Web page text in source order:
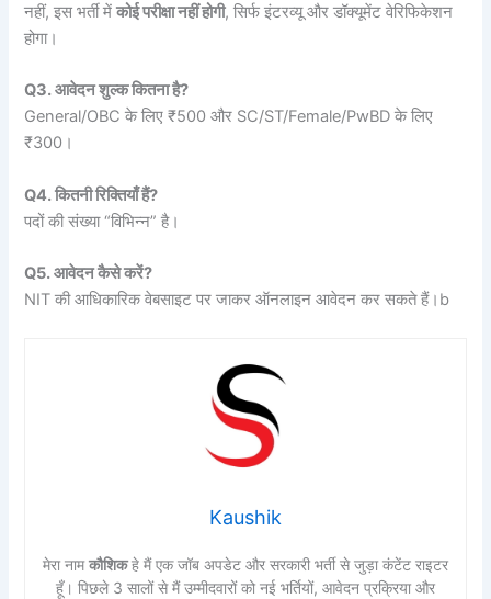
नहीं, इस भर्ती मेंकोई परीक्षा नहीं होगी, सिर्फ इंटरव्यू और डॉक्यूमेंट वेरिफिकेशन
होगा।
Q3. आवेदन शुल्क कितना है?
General/OBC के लिए ₹500 और SC/ST/Female/PwBD के लिए
₹300।
Q4. कितनी रिक्तियाँ हैं?
पदों की संख्या “विभिन्न” है।
Q5. आवेदन कैसे करें?
NIT की आधिकारिक वेबसाइट पर जाकर ऑनलाइन आवेदन कर सकते हैं।b
Kaushik
मेरा नामकौशिकहे मैं एक जॉब अपडेट और सरकारी भर्ती से जुड़ा कंटेंट राइटर
हूँ। पिछले 3 सालों से मैं उम्मीदवारों को नई भर्तियों, आवेदन प्रक्रिया और